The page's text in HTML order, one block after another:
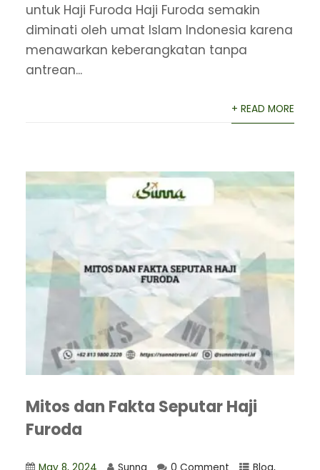
untuk Haji Furoda Haji Furoda semakin
diminati oleh umat Islam Indonesia karena
menawarkan keberangkatan tanpa
antrean...
+ READ MORE
Mitos dan Fakta Seputar Haji
Furoda
May 8, 2024 Sunna 0 Comment Blog,